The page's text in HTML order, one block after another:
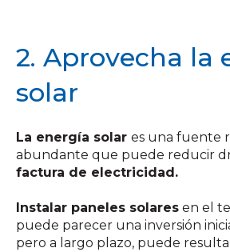
2. Aprovecha la
solar
La energía solar es una fuente
abundante que puede reducir
factura de electricidad.
Instalar paneles solares en el
puede parecer una inversión
pero a largo plazo, puede